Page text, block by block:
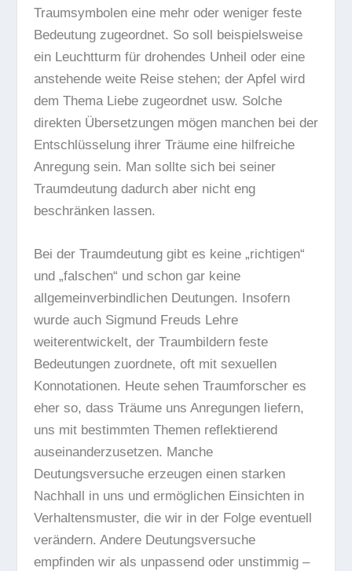
Traumsymbolen eine mehr oder weniger feste
Bedeutung zugeordnet. So soll beispielsweise
ein Leuchtturm für drohendes Unheil oder eine
anstehende weite Reise stehen; der Apfel wird
dem Thema Liebe zugeordnet usw. Solche
direkten Übersetzungen mögen manchen bei der
Entschlüsselung ihrer Träume eine hilfreiche
Anregung sein. Man sollte sich bei seiner
Traumdeutung dadurch aber nicht eng
beschränken lassen.
Bei der Traumdeutung gibt es keine „richtigen“
und „falschen“ und schon gar keine
allgemeinverbindlichen Deutungen. Insofern
wurde auch Sigmund Freuds Lehre
weiterentwickelt, der Traumbildern feste
Bedeutungen zuordnete, oft mit sexuellen
Konnotationen. Heute sehen Traumforscher es
eher so, dass Träume uns Anregungen liefern,
uns mit bestimmten Themen reflektierend
auseinanderzusetzen. Manche
Deutungsversuche erzeugen einen starken
Nachhall in uns und ermöglichen Einsichten in
Verhaltensmuster, die wir in der Folge eventuell
verändern. Andere Deutungsversuche
empfinden wir als unpassend oder unstimmig –